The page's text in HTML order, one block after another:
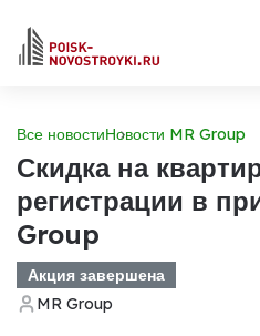
Все новостиНовости MR Group
Скидка на
регистрации в
Group
Акция завершена
MR Group